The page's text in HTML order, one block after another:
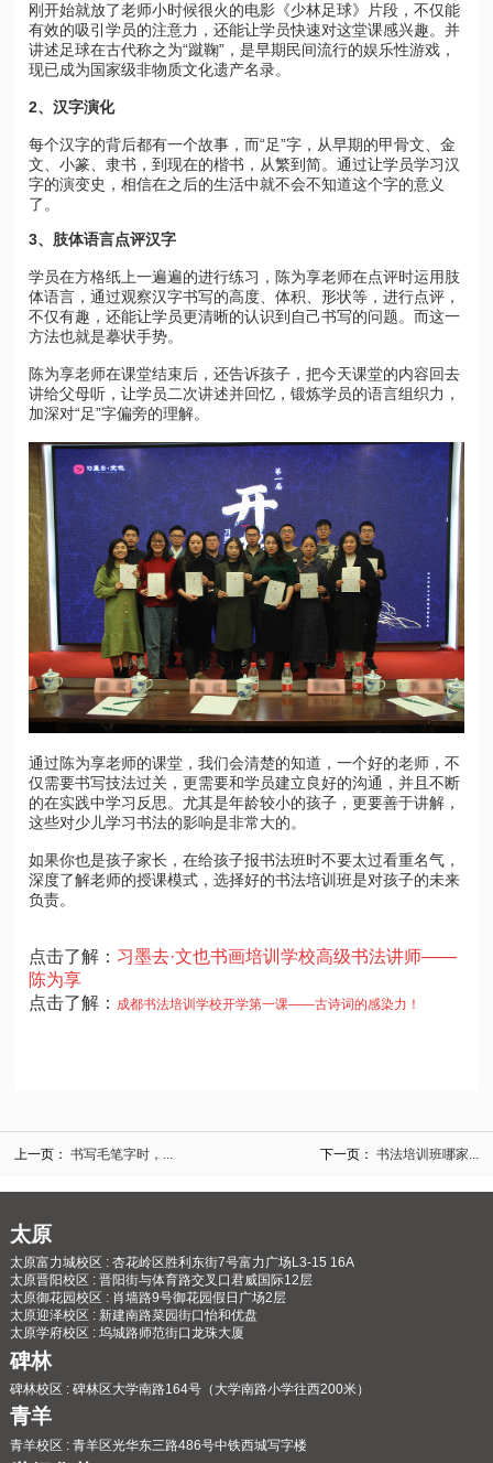
刚开始就放了老师小时候很火的电影《少林足球》片段，不仅能
有效的吸引学员的注意力，还能让学员快速对这堂课感兴趣。并
讲述足球在古代称之为“蹴鞠”，是早期民间流行的娱乐性游戏，
现已成为国家级非物质文化遗产名录。
2、汉字演化
每个汉字的背后都有一个故事，而“足”字，从早期的甲骨文、金
文、小篆、隶书，到现在的楷书，从繁到简。通过让学员学习汉
字的演变史，相信在之后的生活中就不会不知道这个字的意义
了。
3、肢体语言点评汉字
学员在方格纸上一遍遍的进行练习，陈为享老师在点评时运用肢
体语言，通过观察汉字书写的高度、体积、形状等，进行点评，
不仅有趣，还能让学员更清晰的认识到自己书写的问题。而这一
方法也就是摹状手势。
陈为享老师在课堂结束后，还告诉孩子，把今天课堂的内容回去
讲给父母听，让学员二次讲述并回忆，锻炼学员的语言组织力，
加深对“足”字偏旁的理解。
通过陈为享老师的课堂，我们会清楚的知道，一个好的老师，不
仅需要书写技法过关，更需要和学员建立良好的沟通，并且不断
的在实践中学习反思。尤其是年龄较小的孩子，更要善于讲解，
这些对少儿学习书法的影响是非常大的。
如果你也是孩子家长，在给孩子报书法班时不要太过看重名气，
深度了解老师的授课模式，选择好的书法培训班是对孩子的未来
负责。
点击了解： 习墨去·文也书画培训学校高级书法讲师——
陈为享
点击了解： 成都书法培训学校开学第一课——古诗词的感染力！
上一页：书写毛笔字时，... 下一页： 书法培训班哪家...
太原
太原富力城校区 : 杏花岭区胜利东街7号富力广场L3-15 16A
太原晋阳校区 : 晋阳街与体育路交叉口君威国际12层
太原御花园校区 : 肖墙路9号御花园假日广场2层
太原迎泽校区 : 新建南路菜园街口怡和优盘
太原学府校区 : 坞城路师范街口龙珠大厦
碑林
碑林校区 : 碑林区大学南路164号（大学南路小学往西200米）
青羊
青羊校区 : 青羊区光华东三路486号中铁西城写字楼